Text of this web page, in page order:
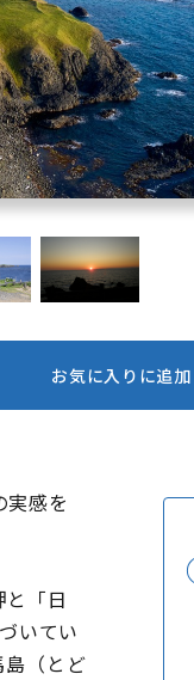
感を
「日
いてい
（とど
お気に入りに追加